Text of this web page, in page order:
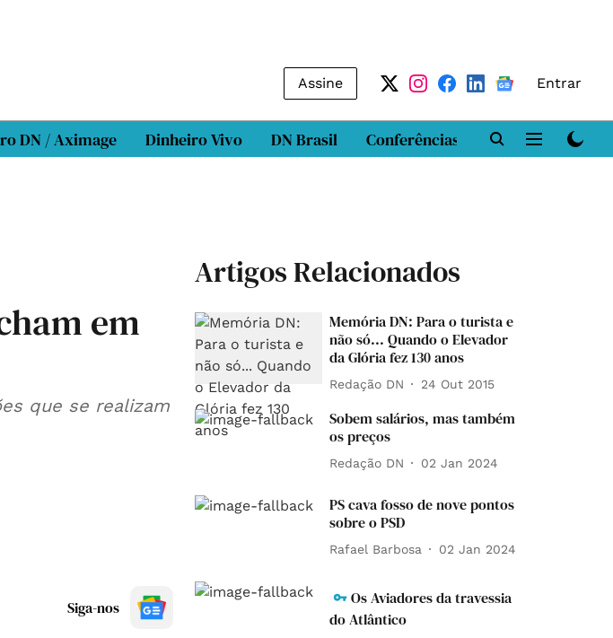
Assine Entrar
DN / Aximage Dinheiro Vivo DN Brasil Conferências DN LAB
em
que se realizam
Siga-nos
Artigos Relacionados
Memória DN: Para o turista e
não só... Quando o Elevador
da Glória fez 130 anos
Redação DN 24 Out 2015
Sobem salários, mas também
os preços
Redação DN 02 Jan 2024
PS cava fosso de nove pontos
sobre o PSD
Rafael Barbosa 02 Jan 2024
Os Aviadores da travessia
do Atlântico